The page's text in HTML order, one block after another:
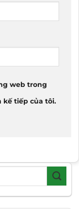
web trong
kế tiếp của tôi.